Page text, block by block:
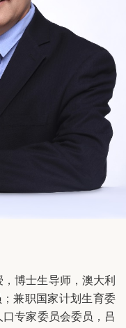
博士生导师，澳大利
兼职国家计划生育委
专家委员会委员，吕